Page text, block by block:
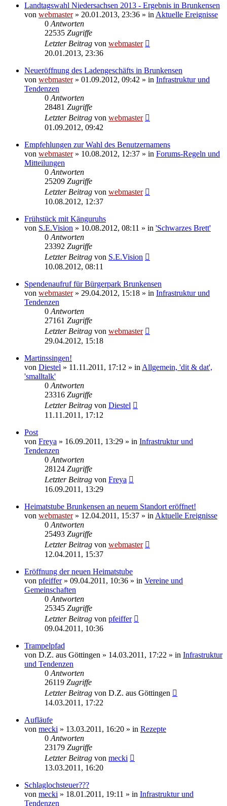
Landtagswahl Niedersachsen 2013 - Ergebnis in Brunkensen
von webmaster» 20.01.2013, 23:36 » in Aktuelle Ereignisse
0 Antworten
22535 Zugriffe
Letzter Beitrag von webmaster
20.01.2013, 23:36
Neueröffnung des Ladengeschäfts in Brunkensen
von webmaster» 01.09.2012, 09:42 » in Infrastruktur und
Tendenzen
0 Antworten
28481 Zugriffe
Letzter Beitrag von webmaster
01.09.2012, 09:42
Empfehlungen zur Wahl des Benutzernamens
von webmaster» 10.08.2012, 12:37 » in Forums-Regeln und
Mitteilungen
0 Antworten
25209 Zugriffe
Letzter Beitrag von webmaster
10.08.2012, 12:37
Frühstück mit Känguruhs
von S.E.Vision » 10.08.2012, 08:11 » in 'Schwarzes Brett'
0 Antworten
23392 Zugriffe
Letzter Beitrag von S.E.Vision
10.08.2012, 08:11
Spendenaufruf für Bürgerpark Brunkensen
von webmaster» 29.04.2012, 15:18 » in Infrastruktur und
Tendenzen
0 Antworten
27161 Zugriffe
Letzter Beitrag von webmaster
29.04.2012, 15:18
Martinssingen!
von Diestel » 11.11.2011, 17:12 » in Allgemein, 'dit & dat',
'smalltalk'
0 Antworten
23316 Zugriffe
Letzter Beitrag von Diestel
11.11.2011, 17:12
Post
von Freya » 16.09.2011, 13:29 » in Infrastruktur und
Tendenzen
0 Antworten
28124 Zugriffe
Letzter Beitrag von Freya
16.09.2011, 13:29
Heimatstube Brunkensen an neuem Standort eröffnet!
von webmaster» 12.04.2011, 15:37 » in Aktuelle Ereignisse
0 Antworten
25493 Zugriffe
Letzter Beitrag von webmaster
12.04.2011, 15:37
Eröffnung der neuen Heimatstube
von pfeiffer» 09.04.2011, 10:36 » in Vereine und
Gemeinschaften
0 Antworten
25345 Zugriffe
Letzter Beitrag von pfeiffer
09.04.2011, 10:36
Trampelpfad
von D.Z. aus Göttingen » 14.03.2011, 17:22 » in Infrastruktur
und Tendenzen
0 Antworten
26119 Zugriffe
Letzter Beitrag von D.Z. aus Göttingen
14.03.2011, 17:22
Aufläufe
von mecki » 13.03.2011, 16:20 » in Rezepte
0 Antworten
23179 Zugriffe
Letzter Beitrag von mecki
13.03.2011, 16:20
Schlaglochsteuer???
von mecki » 18.01.2011, 19:11 » in Infrastruktur und
Tendenzen